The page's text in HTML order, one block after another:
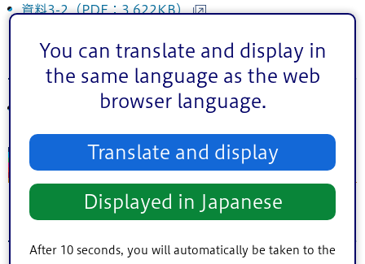
You can translate and display in
the same language as the web
browser language.
Translate and display
Displayed in Japanese
After 10 seconds, you will automatically be taken to the
資料3-2（PDF：3,622KB）
議事要旨
議事要旨（PDF：733KB）
第1回（令和6年7月5日開催）